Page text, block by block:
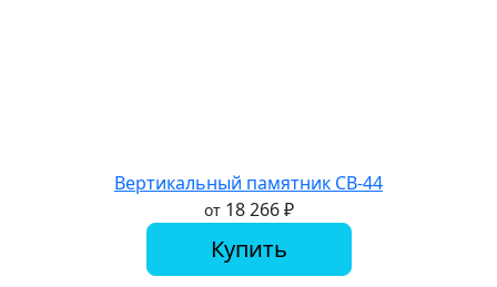
Вертикальный памятник СВ-44
от 18 266₽
Купить